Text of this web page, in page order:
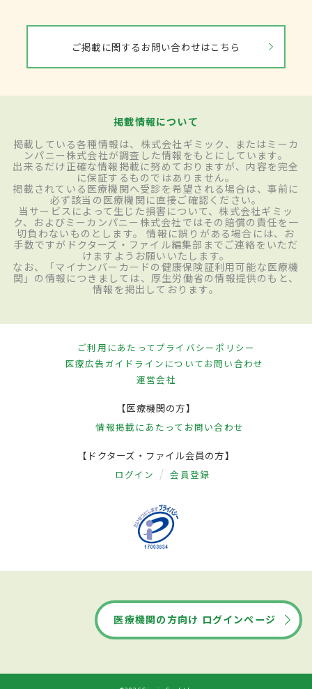
ご掲載に関するお問い合わせはこちら
掲載情報について
掲載している各種情報は、株式会社ギミック、またはミーカ
ンパニー株式会社が調査した情報をもとにしています。
出来るだけ正確な情報掲載に努めておりますが、内容を完全
に保証するものではありません。
掲載されている医療機関へ受診を希望される場合は、事前に
必ず該当の医療機関に直接ご確認ください。
当サービスによって生じた損害について、株式会社ギミッ
ク、およびミーカンパニー株式会社ではその賠償の責任を一
切負わないものとします。 情報に誤りがある場合には、お
手数ですがドクターズ・ファイル編集部までご連絡をいただ
けますようお願いいたします。
なお、「マイナンバーカードの健康保険証利用可能な医療機
関」の情報につきましては、厚生労働省の情報提供のもと、
情報を掲出しております。
ご利用にあたってプライバシーポリシー
医療広告ガイドラインについてお問い合わせ
運営会社
【医療機関の方】
情報掲載にあたって お問い合わせ
【ドクターズ・ファイル会員の方】
ログイン 会員登録
医療機関の方向け ログインページ